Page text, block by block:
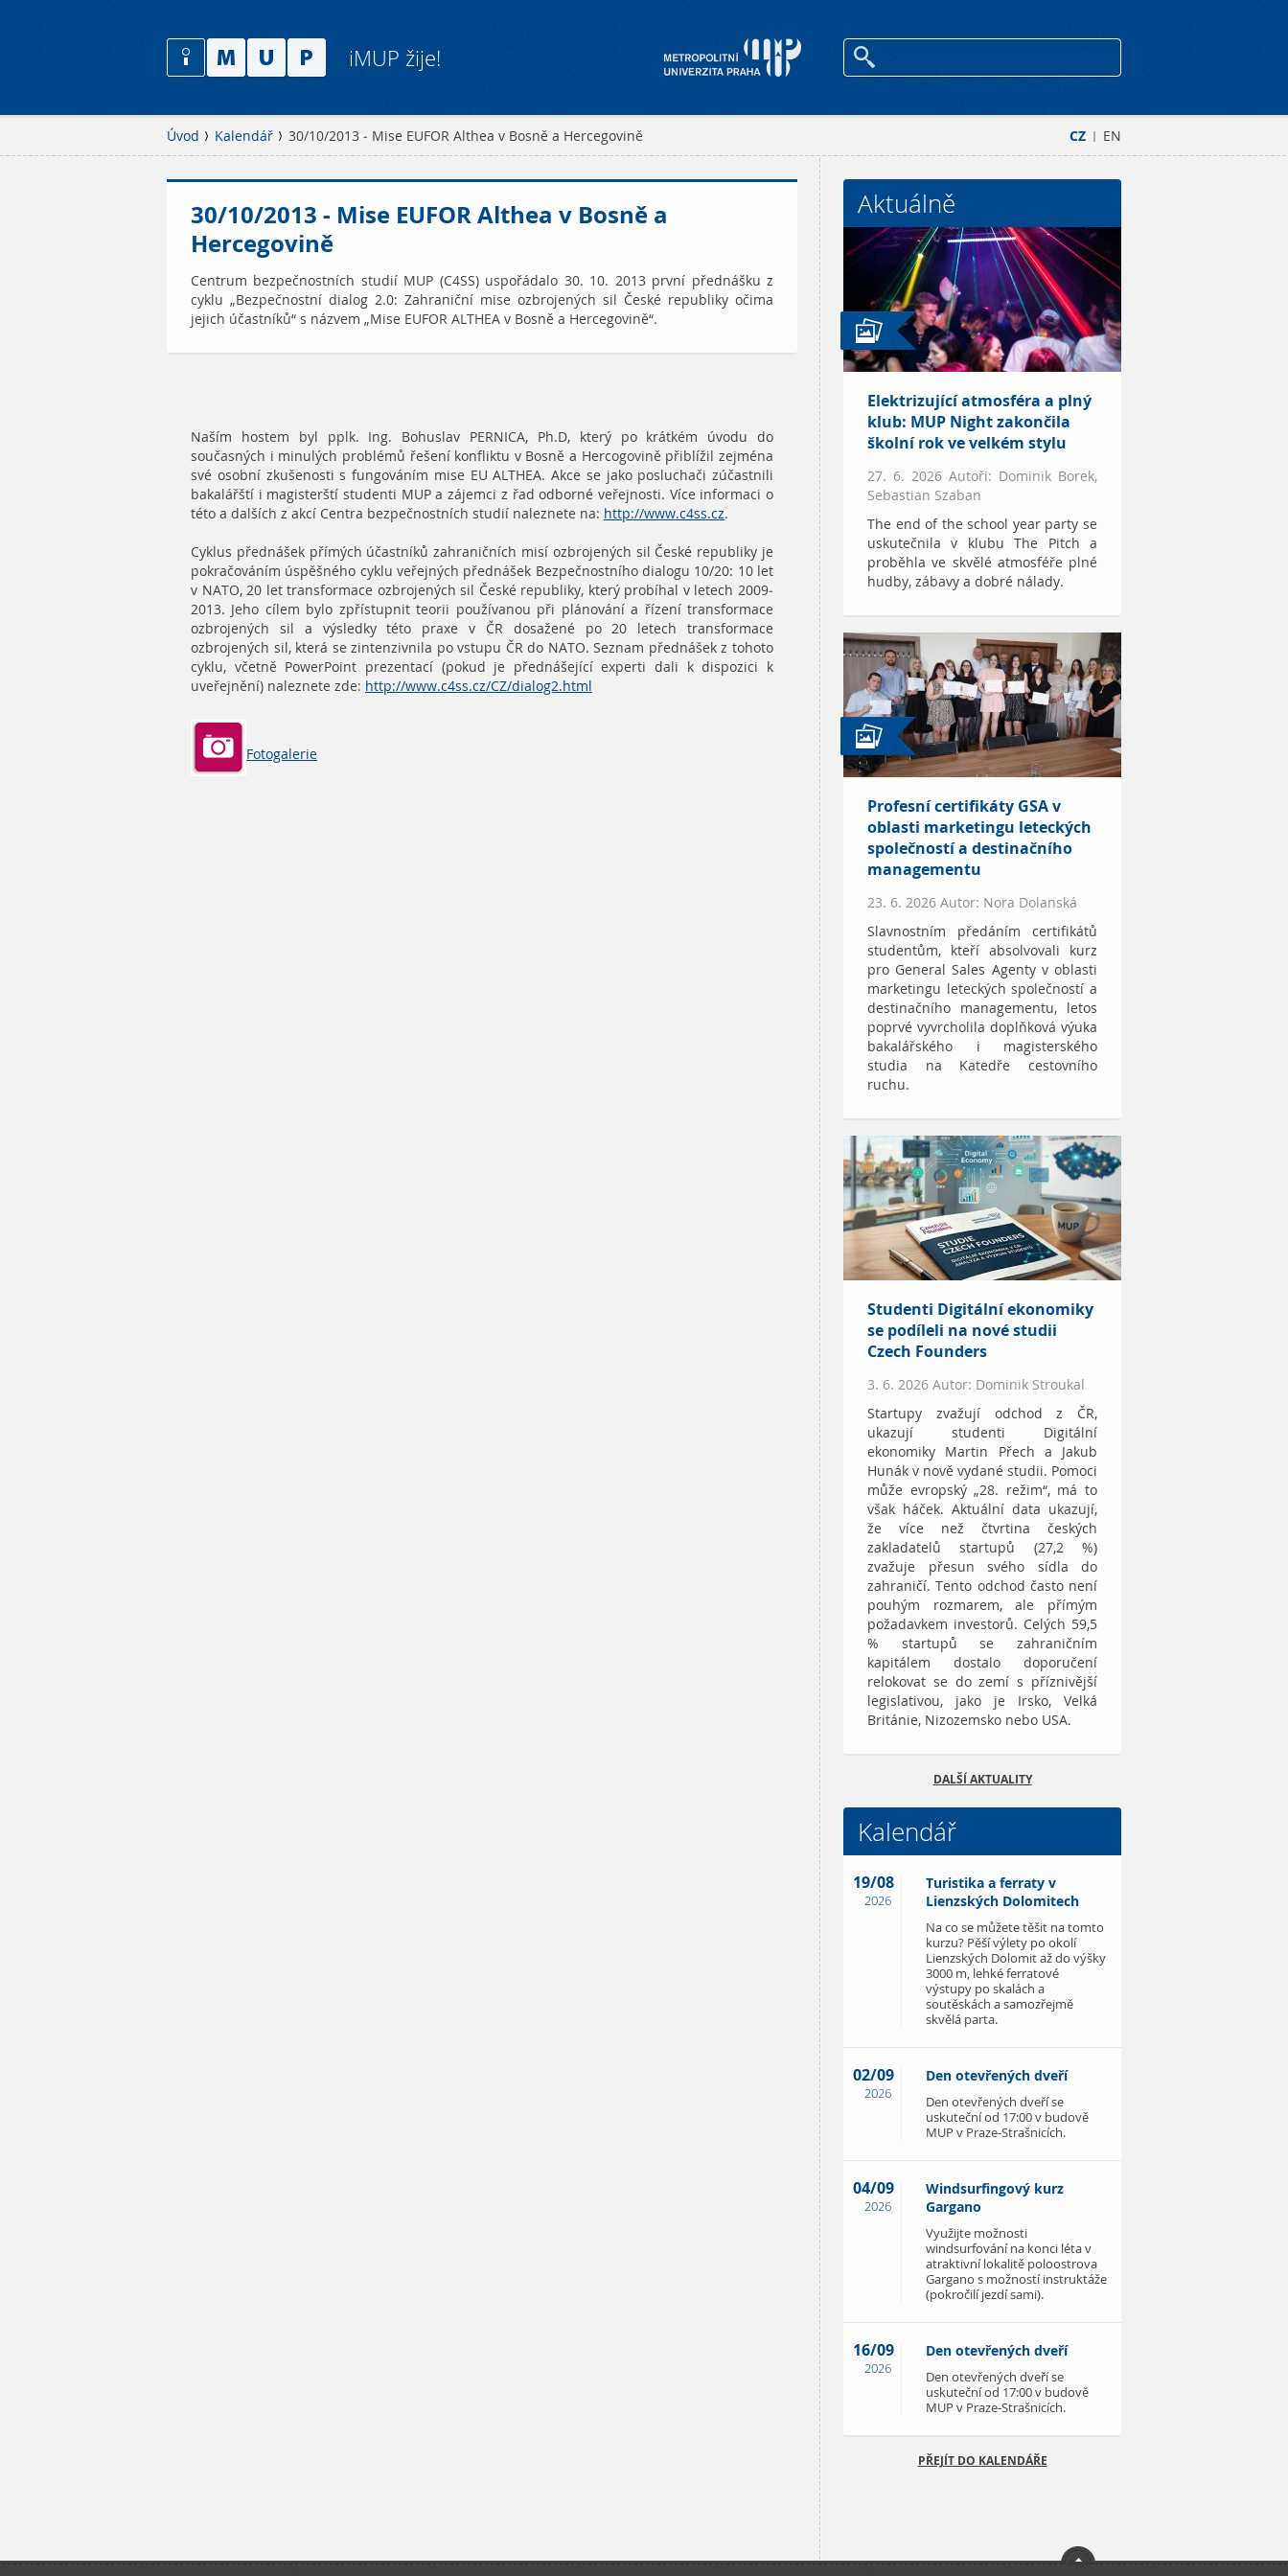
iMUP žije!
CZ | EN
Úvod Kalendář 30/10/2013 - Mise EUFOR Althea v Bosně a Hercegovině
30/10/2013 - Mise EUFOR Althea v Bosně a
Hercegovině
Centrum bezpečnostních studií MUP (C4SS) uspořádalo 30. 10. 2013 první přednášku z
cyklu „Bezpečnostní dialog 2.0: Zahraniční mise ozbrojených sil České republiky očima
jejich účastníků“ s názvem „Mise EUFOR ALTHEA v Bosně a Hercegovině“.
Naším hostem byl pplk. Ing. Bohuslav PERNICA, Ph.D, který po krátkém úvodu do
současných i minulých problémů řešení konfliktu v Bosně a Hercogovině přiblížil zejména
své osobní zkušenosti s fungováním mise EU ALTHEA. Akce se jako posluchači zúčastnili
bakalářští i magisterští studenti MUP a zájemci z řad odborné veřejnosti. Více informaci o
této a dalších z akcí Centra bezpečnostních studií naleznete na: http://www.c4ss.cz.
Cyklus přednášek přímých účastníků zahraničních misí ozbrojených sil České republiky je
pokračováním úspěšného cyklu veřejných přednášek Bezpečnostního dialogu 10/20: 10 let
v NATO, 20 let transformace ozbrojených sil České republiky, který probíhal v letech 2009-
2013. Jeho cílem bylo zpřístupnit teorii používanou při plánování a řízení transformace
ozbrojených sil a výsledky této praxe v ČR dosažené po 20 letech transformace
ozbrojených sil, která se zintenzivnila po vstupu ČR do NATO. Seznam přednášek z tohoto
cyklu, včetně PowerPoint prezentací (pokud je přednášející experti dali k dispozici k
uveřejnění) naleznete zde: http://www.c4ss.cz/CZ/dialog2.html
Fotogalerie
Aktuálně
Elektrizující atmosféra a plný
klub: MUP Night zakončila
školní rok ve velkém stylu
27. 6. 2026 Autoři: Dominik Borek,
Sebastian Szaban
The end of the school year party se
uskutečnila v klubu The Pitch a
proběhla ve skvělé atmosféře plné
hudby, zábavy a dobré nálady.
Profesní certifikáty GSA v
oblasti marketingu leteckých
společností a destinačního
managementu
23. 6. 2026 Autor: Nora Dolanská
Slavnostním předáním certifikátů
studentům, kteří absolvovali kurz
pro General Sales Agenty v oblasti
marketingu leteckých společností a
destinačního managementu, letos
poprvé vyvrcholila doplňková výuka
bakalářského i magisterského
studia na Katedře cestovního
ruchu.
Studenti Digitální ekonomiky
se podíleli na nové studii
Czech Founders
3. 6. 2026 Autor: Dominik Stroukal
Startupy zvažují odchod z ČR,
ukazují studenti Digitální
ekonomiky Martin Přech a Jakub
Hunák v nově vydané studii. Pomoci
může evropský „28. režim“, má to
však háček. Aktuální data ukazují,
že více než čtvrtina českých
zakladatelů startupů (27,2 %)
zvažuje přesun svého sídla do
zahraničí. Tento odchod často není
pouhým rozmarem, ale přímým
požadavkem investorů. Celých 59,5
% startupů se zahraničním
kapitálem dostalo doporučení
relokovat se do zemí s příznivější
legislativou, jako je Irsko, Velká
Británie, Nizozemsko nebo USA.
DALŠÍ AKTUALITY
Kalendář
19/08
2026
Turistika a ferraty v
Lienzských Dolomitech
Na co se můžete těšit na tomto
kurzu? Pěší výlety po okolí
Lienzských Dolomit až do výšky
3000 m, lehké ferratové
výstupy po skalách a
soutěskách a samozřejmě
skvělá parta.
02/09
2026
Den otevřených dveří
Den otevřených dveří se
uskuteční od 17:00 v budově
MUP v Praze-Strašnicích.
04/09
2026
Windsurfingový kurz
Gargano
Využijte možnosti
windsurfování na konci léta v
atraktivní lokalitě poloostrova
Gargano s možností instruktáže
(pokročilí jezdí sami).
16/09
2026
Den otevřených dveří
Den otevřených dveří se
uskuteční od 17:00 v budově
MUP v Praze-Strašnicích.
PŘEJÍT DO KALENDÁŘE